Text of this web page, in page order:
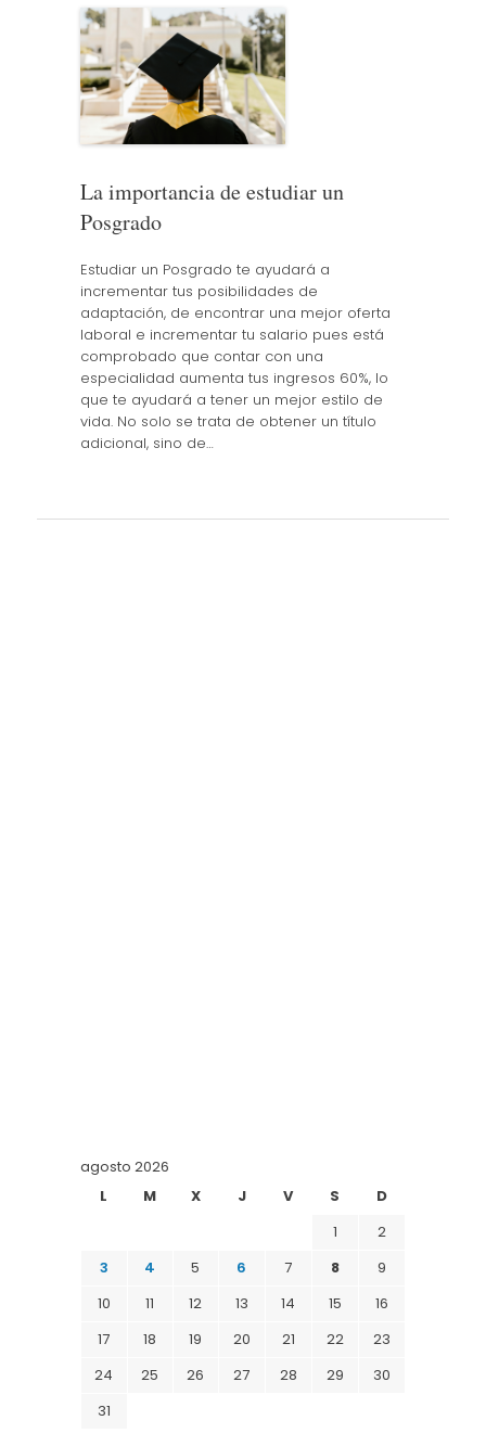
La importancia de estudiar un
Posgrado
Estudiar un Posgrado te ayudará a
incrementar tus posibilidades de
adaptación, de encontrar una mejor oferta
laboral e incrementar tu salario pues está
comprobado que contar con una
especialidad aumenta tus ingresos 60%, lo
que te ayudará a tener un mejor estilo de
vida. No solo se trata de obtener un título
adicional, sino de…
agosto 2026
L
M X J V S
D
1
2
3
4 5 6 7 8
9
10
11 12 13 14 15
16
17
18 19 20 21 22
23
24
25 26 27 28 29
30
31